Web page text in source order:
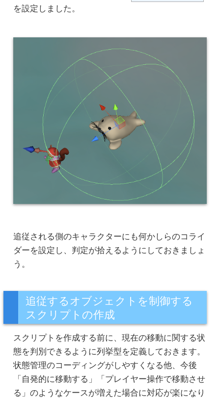
を設定しました。
追従される側のキャラクターにも何かしらのコライ
ダーを設定し、判定が拾えるようにしておきましょ
う。
追従するオブジェクトを制御する
スクリプトの作成
スクリプトを作成する前に、現在の移動に関する状
態を判別できるように列挙型を定義しておきます。
状態管理のコーディングがしやすくなる他、今後
「自発的に移動する」「プレイヤー操作で移動させ
る」のようなケースが増えた場合に対応が楽になり